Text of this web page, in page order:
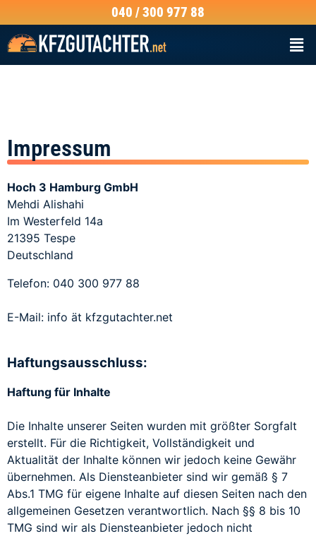
040 / 300 977 88
Impressum
Hoch 3 Hamburg GmbH
Mehdi Alishahi
Im Westerfeld 14a
21395 Tespe
Deutschland
Telefon: ‭040 300 977 88‬
E-Mail: info ät kfzgutachter.net
Haftungsausschluss:
Haftung für Inhalte
Die Inhalte unserer Seiten wurden mit größter Sorgfalt
erstellt. Für die Richtigkeit, Vollständigkeit und
Aktualität der Inhalte können wir jedoch keine Gewähr
übernehmen. Als Diensteanbieter sind wir gemäß § 7
Abs.1 TMG für eigene Inhalte auf diesen Seiten nach den
allgemeinen Gesetzen verantwortlich. Nach §§ 8 bis 10
TMG sind wir als Diensteanbieter jedoch nicht